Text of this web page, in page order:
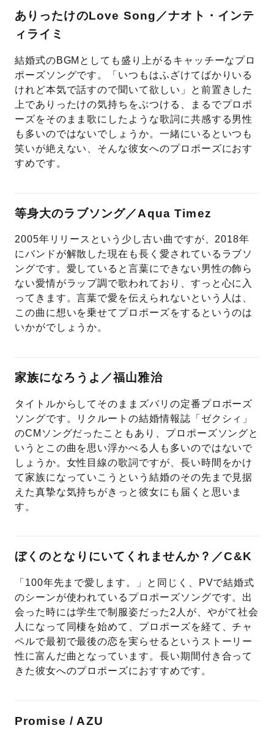
ありったけのLove Song／ナオト・インテ
ィライミ
結婚式のBGMとしても盛り上がるキャッチーなプロ
ポーズソングです。「いつもはふざけてばかりいる
けれど本気で話すので聞いて欲しい」と前置きした
上でありったけの気持ちをぶつける、まるでプロポ
ーズをそのまま歌にしたような歌詞に共感する男性
も多いのではないでしょうか。一緒にいるといつも
笑いが絶えない、そんな彼女へのプロポーズにおす
すめです。
等身大のラブソング／Aqua Timez
2005年リリースという少し古い曲ですが、2018年
にバンドが解散した現在も長く愛されているラブソ
ングです。愛していると言葉にできない男性の飾ら
ない愛情がラップ調で歌われており、すっと心に入
ってきます。言葉で愛を伝えられないという人は、
この曲に想いを乗せてプロポーズをするというのは
いかがでしょうか。
家族になろうよ／福山雅治
タイトルからしてそのままズバリの定番プロポーズ
ソングです。リクルートの結婚情報誌「ゼクシィ」
のCMソングだったこともあり、プロポーズソングと
いうとこの曲を思い浮かべる人も多いのではないで
しょうか。女性目線の歌詞ですが、長い時間をかけ
て家族になっていこうという結婚のその先まで見据
えた真摯な気持ちがきっと彼女にも届くと思いま
す。
ぼくのとなりにいてくれませんか？／C&K
「100年先まで愛します。」と同じく、PVで結婚式
のシーンが使われているプロポーズソングです。出
会った時には学生で制服姿だった2人が、やがて社会
人になって同棲を始めて、プロポーズを経て、チャ
ペルで最初で最後の恋を実らせるというストーリー
性に富んだ曲となっています。長い期間付き合って
きた彼女へのプロポーズにおすすめです。
Promise / AZU